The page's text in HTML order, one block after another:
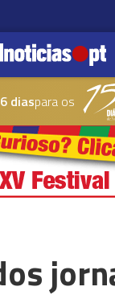
diaspara os